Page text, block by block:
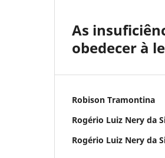
As
obedecer à
Robison Tramontina
Rogério Luiz Nery da
Rogério Luiz Nery da